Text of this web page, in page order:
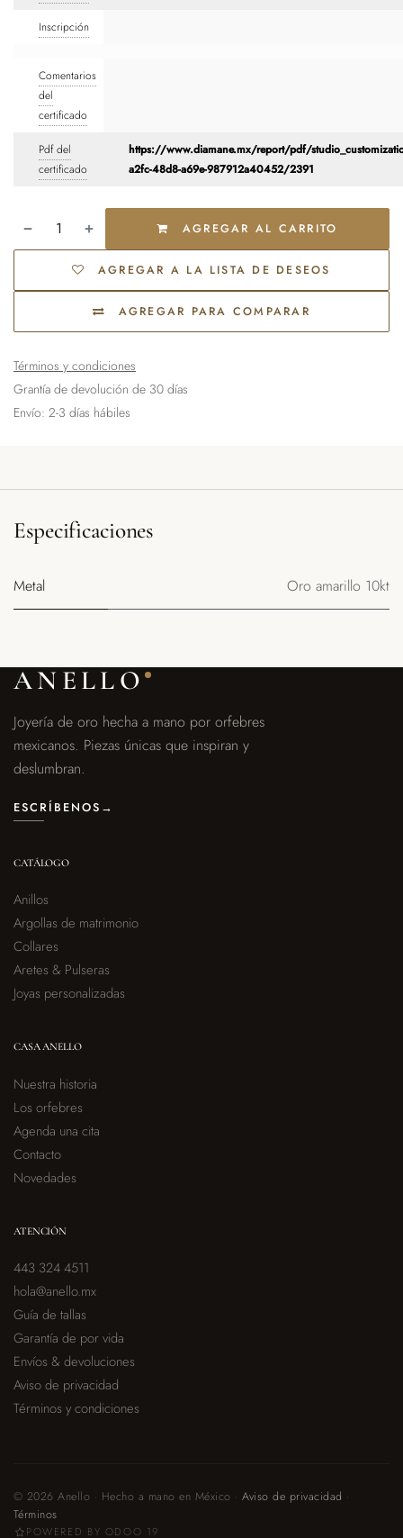
Inscripción
Comentarios
del
certificado
Pdf del
certificado
https://www.diamane.mx/report/pdf/
a2fc-48d8-a69e-987912a40452/2391
AGREGAR AL CARRITO
AGREGAR PARA COMPARAR
AGREGAR A LA LISTA DE DESEOS
Términos y condiciones
Grantía de devolución de 30 días
Envío: 2-3 días hábiles
Especificaciones
Metal Oro amarillo 10kt
ANELLO
Joyería de oro hecha a mano por orfebres
mexicanos. Piezas únicas que inspiran y
deslumbran.
ESCRÍBENOS →
CATÁLOGO
Anillos
Argollas de matrimonio
Collares
Aretes & Pulseras
Joyas personalizadas
CASA ANELLO
Nuestra historia
Los orfebres
Agenda una cita
Contacto
Novedades
ATENCIÓN
443 324 4511
hola@anello.mx
Guía de tallas
Garantía de por vida
Envíos & devoluciones
Aviso de privacidad
Términos y condiciones
© 2026 Anello · Hecho a mano en México ·Aviso de privacidad ·
Términos
POWERED BY ODOO 19